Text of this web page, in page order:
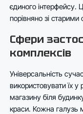
єдиного інтерфейсу.
порівняно зі
Сфери
комплексів
Універсальність
використовувати їх у
магазину біля
краси. Кожна галузь